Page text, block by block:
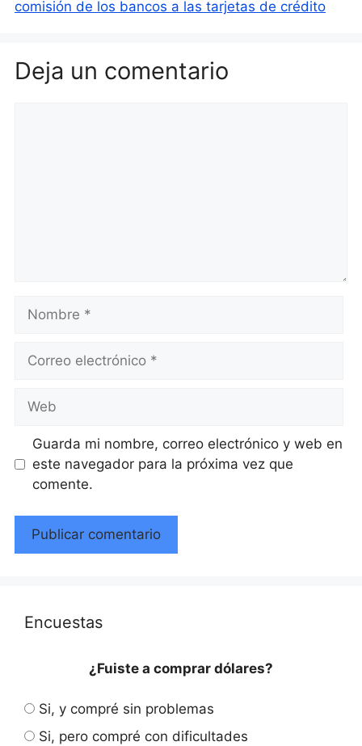
comisión de los bancos a las tarjetas de crédito
Deja un comentario
Nombre
Correo
Web
Guarda mi nombre, correo electrónico y web en
este navegador para la próxima vez que
comente.
Encuestas
¿Fuiste a comprar dólares?
Si, y compré sin problemas
Si, pero compré con dificultades